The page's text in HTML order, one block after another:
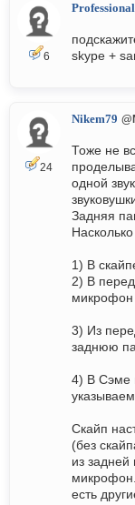
6
Professional
skype +
24
Nikem79
Тоже не
одной
Задняя
1) В
2) В
микрофон
3) Из
заднюю
4) В Сэме
Скайп
(без
из
микрофон.
есть